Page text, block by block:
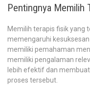
Pentingnya Memilih
Memilih terapis fisik yang
memengaruhi
memiliki pemahaman
memiliki pengalaman
lebih efektif dan
proses tersebut.